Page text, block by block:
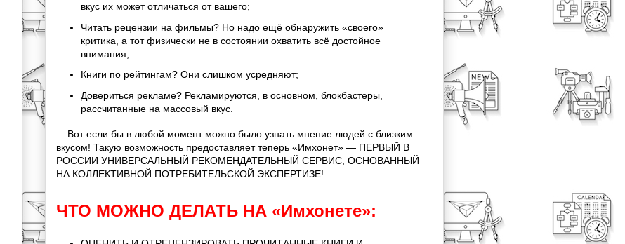
вкус их может отличаться от вашего;
Читать рецензии на фильмы? Но надо ещё обнаружить «своего»
критика, а тот физически не в состоянии охватить всё достойное
внимания;
Книги по рейтингам? Они слишком усредняют;
Довериться рекламе? Рекламируются, в основном, блокбастеры,
рассчитанные на массовый вкус.
Вот если бы в любой момент можно было узнать мнение людей с близким
вкусом! Такую возможность предоставляет теперь «Имхонет» — ПЕРВЫЙ В
РОССИИ УНИВЕРСАЛЬНЫЙ РЕКОМЕНДАТЕЛЬНЫЙ СЕРВИС, ОСНОВАННЫЙ
НА КОЛЛЕКТИВНОЙ ПОТРЕБИТЕЛЬСКОЙ ЭКСПЕРТИЗЕ!
ЧТО МОЖНО ДЕЛАТЬ НА «Имхонете»: